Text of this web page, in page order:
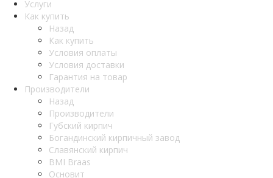
Услуги
Как купить
Назад
Как купить
Условия оплаты
Условия доставки
Гарантия на товар
Производители
Назад
Производители
Губский кирпич
Богандинский кирпичный завод
Славянский кирпич
BMI Braas
Основит